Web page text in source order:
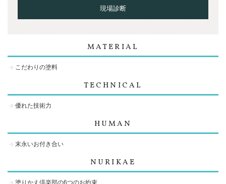
現場診断
MATERIAL
こだわりの塗料
TECHNICAL
優れた技術力
HUMAN
末永いお付き合い
NURIKAE
塗りかえ倶楽部の6つのお約束